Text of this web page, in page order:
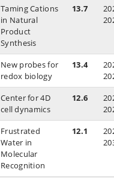
Taming Cations
in Natural
Product
Synthesis
13.7
New probes for
redox biology
13.4
Center for 4D
cell dynamics
12.6
Frustrated
Water in
Molecular
Recognition
12.1